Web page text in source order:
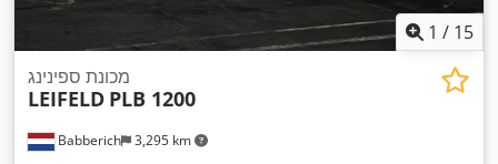
1 / 15
Babberich 3,295 km
מכונת ספינינג
LEIFELD PLB 1200